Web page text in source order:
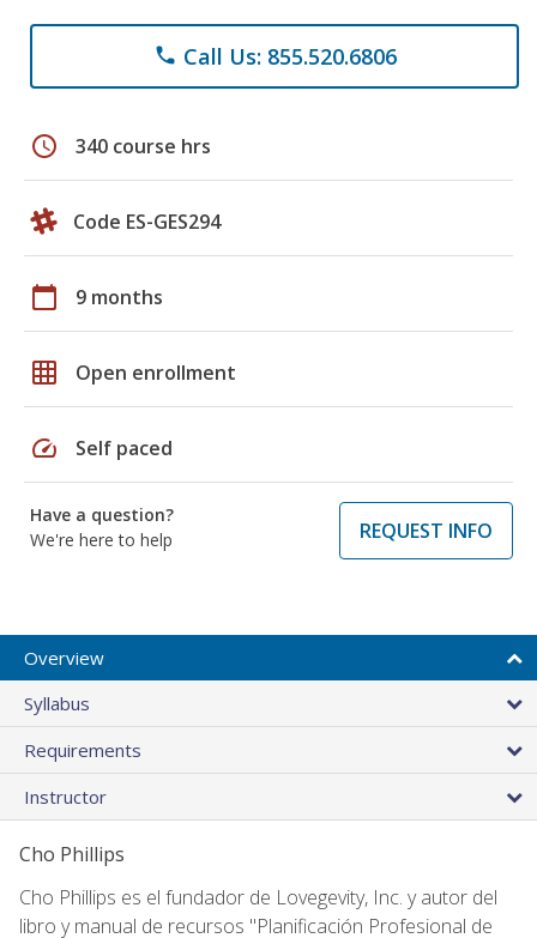
phone Call Us: 855.520.6806
schedule 340 course hrs
Code ES-GES294
calendar_today 9 months
grid_on Open enrollment
speed Self paced
Have a question?
We're here to help
REQUEST INFO
Overview
Syllabus
Requirements
Instructor
Cho Phillips
Cho Phillips es el fundador de Lovegevity, Inc. y autor del
libro y manual de recursos "Planificación Profesional de